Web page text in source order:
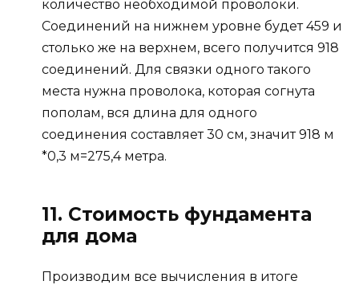
количество необходимой проволоки.
Соединений на нижнем уровне будет 459 и
столько же на верхнем, всего получится 918
соединений. Для связки одного такого
места нужна проволока, которая согнута
пополам, вся длина для одного
соединения составляет 30 см, значит 918 м
*0,3 м=275,4 метра.
11. Стоимость фундамента
для дома
Производим все вычисления в итоге